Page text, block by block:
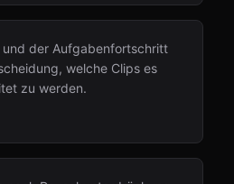
der Aufgabenfortschritt
welche Clips es
zu werden.